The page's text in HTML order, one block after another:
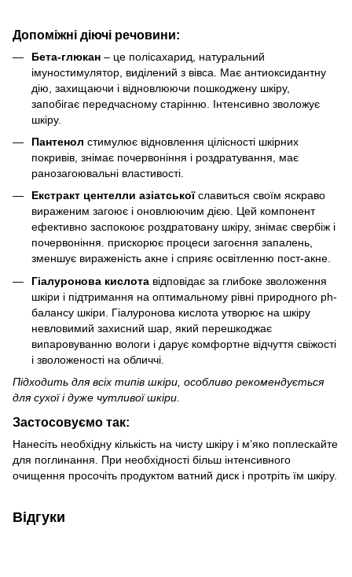
Допоміжні діючі речовини:
Бета-глюкан – це полісахарид, натуральний
імуностимулятор, виділений з вівса. Має антиоксидантну
дію, захищаючи і відновлюючи пошкоджену шкіру,
запобігає передчасному старінню. Інтенсивно зволожує
шкіру.
Пантенол стимулює відновлення цілісності шкірних
покривів, знімає почервоніння і роздратування, має
ранозагоювальні властивості.
Екстракт центелли азіатськоїславиться своїм яскраво
вираженим загоює і оновлюючим дією. Цей компонент
ефективно заспокоює роздратовану шкіру, знімає свербіж і
почервоніння. прискорює процеси загоєння запалень,
зменшує вираженість акне і сприяє освітленню пост-акне.
Гіалуронова кислота відповідає за глибоке зволоження
шкіри і підтримання на оптимальному рівні природного ph-
балансу шкіри. Гіалуронова кислота утворює на шкіру
невловимий захисний шар, який перешкоджає
випаровуванню вологи і дарує комфортне відчуття свіжості
і зволоженості на обличчі.
Підходить для всіх типів шкіри, особливо рекомендується
для сухої і дуже чутливої ​​шкіри.
Застосовуємо так:
Нанесіть необхідну кількість на чисту шкіру і м’яко поплескайте
для поглинання. При необхідності більш інтенсивного
очищення просочіть продуктом ватний диск і протріть їм шкіру.
Відгуки